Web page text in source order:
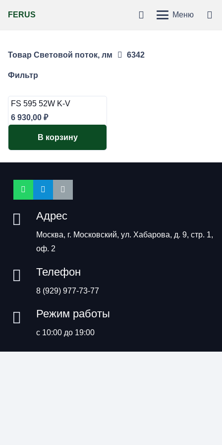
FERUS Меню
Товар Световой поток, лм 6342
Фильтр
FS 595 52W K-V
6 930,00 ₽
В корзину
Адрес
Москва, г. Московский, ул. Хабарова, д. 9, стр. 1,
оф. 2
Телефон
8 (929) 977-73-77
Режим работы
с 10:00 до 19:00